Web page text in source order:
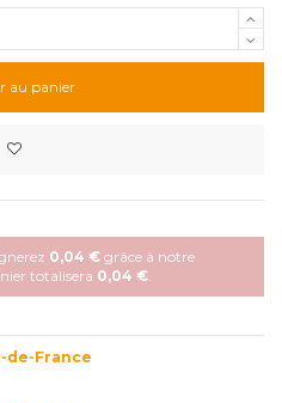
au panier
0,04 € grâce à notre
totalisera 0,04 €.
de-France